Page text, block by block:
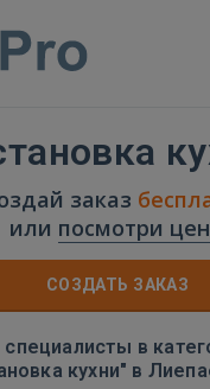
заказ
или посмотри
СОЗДАТЬ ЗАКАЗ
в
кухни" в